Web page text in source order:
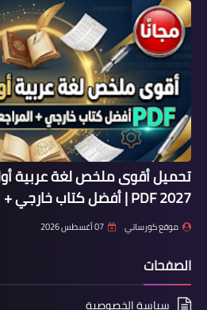
تحميل أقوى ملخص لغة عربية
2027 PDF | أفضل كتاب خارجي + المراجعة + التقييمات
موقع كورساتي 07 أغسطس 2026
الصفحات
سياسة الخصوصية